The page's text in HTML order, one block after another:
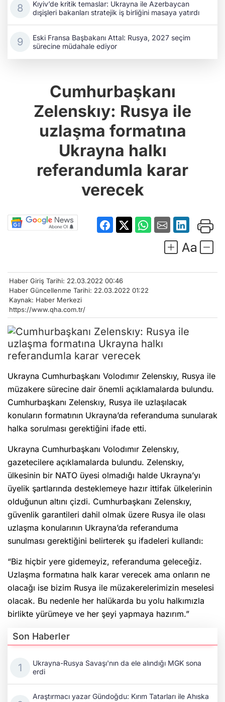
Zelenskıy: Rusya ile
uzlaşma formatına
Ukrayna halkı
referandumla karar
verecek
Haber Giriş Tarihi: 22.03.2022 00:46
https://www.qha.com.tr/
Ukrayna Cumhurbaşkanı Volodımır Zelenskıy, Rusya ile
müzakere sürecine dair önemli açıklamalarda bulundu.
Cumhurbaşkanı Zelenskıy, Rusya ile uzlaşılacak
konuların formatının Ukrayna’da referanduma sunularak
halka sorulması gerektiğini ifade etti.
Ukrayna Cumhurbaşkanı Volodımır Zelenskıy,
gazetecilere açıklamalarda bulundu. Zelenskıy,
ülkesinin bir NATO üyesi olmadığı halde Ukrayna’yı
üyelik şartlarında desteklemeye hazır ittifak ülkelerinin
olduğunun altını çizdi. Cumhurbaşkanı Zelenskıy,
güvenlik garantileri dahil olmak üzere Rusya ile olası
sunulması gerektiğini belirterek şu ifadeleri kullandı:
“Biz hiçbir yere gidemeyiz, referanduma geleceğiz.
Uzlaşma formatına halk karar verecek ama onların ne
olacağı ise bizim Rusya ile müzakerelerimizin meselesi
olacak. Bu nedenle her halükarda bu yolu halkımızla
birlikte yürümeye ve her şeyi yapmaya hazırım.”
Son Haberler
Ukrayna-Rusya Savaşı'nın da ele alındığı MGK sona
erdi
Araştırmacı yazar Gündoğdu: Kırım Tatarları ile Ahıska
Türkleri ortak Türk kültürünün birçok unsurunu
Kırım Tatar siyasi tutsak Aziz Azizov, esaret altında
yeni yaşına girdi
konumlandırmaktayız. Kişisel verileriniz, KVKK ve GDPR kapsamında
toplanıp işlenir. Sitemizi kullanarak, çerezleri kullanmamızı kabul etmiş
olacaksınız.